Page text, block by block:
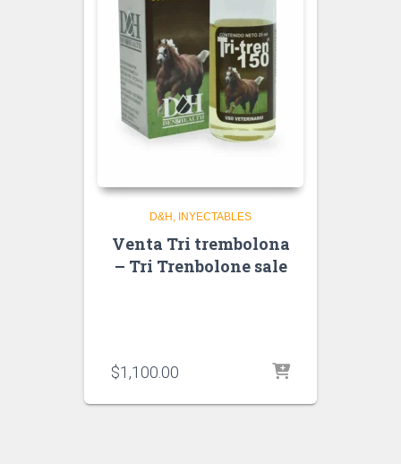
D&H INYECTABLES
Venta Tri trembolona
– Tri Trenbolone sale
$1,100.00